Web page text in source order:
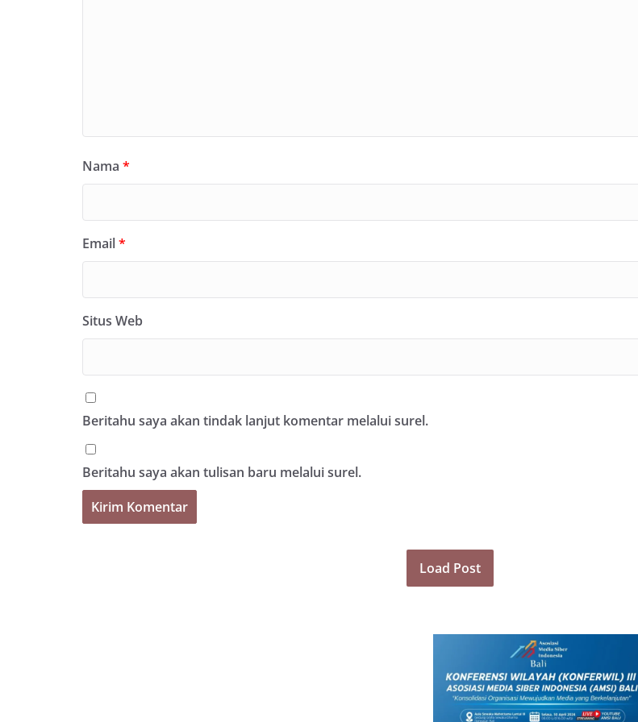
Nama *
Email*
Situs Web
Beritahu saya akan tindak lanjut komentar melalui surel.
Beritahu saya akan tulisan baru melalui surel.
Load Post